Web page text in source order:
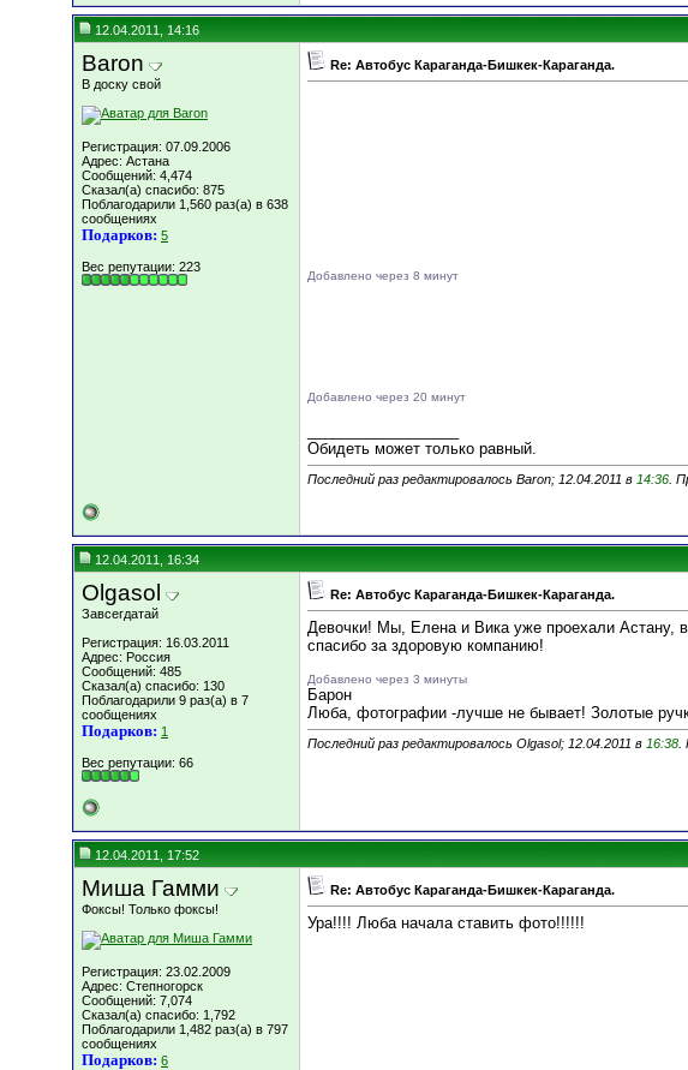
12.04.2011, 14:16
Baron
В доску свой
Регистрация: 07.09.2006
Адрес: Астана
Сообщений: 4,474
Сказал(а) спасибо: 875
Поблагодарили 1,560 раз(а) в 638
сообщениях
Подарков: 5
Вес репутации: 223
Re: Автобус Караганда-Бишкек-Караганда.
Добавлено через 8 минут
Добавлено через 20 минут
Обидеть может только равный.
Последний раз редактировалось Baron; 12.04.2011 в 14:36 .
12.04.2011, 16:34
Olgasol
Завсегдатай
Регистрация: 16.03.2011
Адрес: Россия
Сообщений: 485
Сказал(а) спасибо: 130
Поблагодарили 9 раз(а) в 7
сообщениях
Подарков: 1
Вес репутации: 66
Re: Автобус Караганда-Бишкек-Караганда.
Девочки! Мы, Елена и Вика уже проехали Астану,
спасибо за здоровую компанию!
Добавлено через 3 минуты
Барон
Люба, фотографии -лучше не бывает! Золотые
Последний раз редактировалось Olgasol; 12.04.2011 в 16:38
12.04.2011, 17:52
Миша Гамми
Фоксы! Только фоксы!
Регистрация: 23.02.2009
Адрес: Степногорск
Сообщений: 7,074
Сказал(а) спасибо: 1,792
Поблагодарили 1,482 раз(а) в 797
сообщениях
Подарков: 6
Re: Автобус Караганда-Бишкек-Караганда.
Ура!!!! Люба начала ставить фото!!!!!!